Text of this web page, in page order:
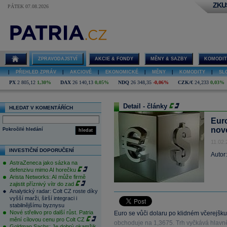
PÁTEK 07.08.2026
ZPRAVODAJSTVÍ AKCIE & FONDY MĚNY & SAZBY
PŘEHLED ZPRÁV AKCIOVÉ EKONOMICKÉ MĚNY KOMODITY
PX 2 805,12 1,30% DAX 26 140,13 0,05% NDQ 26 348,35 -0,06% CZK/€ 24,233 0,03%
HLEDAT V KOMENTÁŘÍCH
hledat
Pokročilé hledání
INVESTIČNÍ DOPORUČENÍ
AstraZeneca jako sázka na
defenzivu mimo AI horečku
Arista Networks: AI může firmě
zajistit příznivý vítr do zad
Analytický radar: Colt CZ roste díky
vyšší marži, širší integraci i
stabilnějšímu byznysu
Nové střelivo pro další růst. Patria
mění cílovou cenu pro Colt CZ
Detail - články
Euro se vůči dolaru po klidném
obchoduje na 1,3675. Trh vyčkává